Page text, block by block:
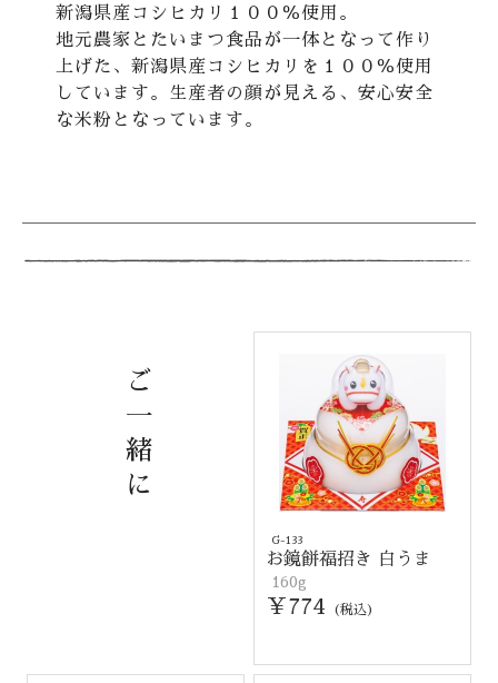
新潟県産コシヒカリ１００％使用。
地元農家とたいまつ食品が一体となって作り
上げた、新潟県産コシヒカリを１００％使用
しています。生産者の顔が見える、安心安全
な米粉となっています。
ご
一
緒
に
G-133
お鏡餅福招き 白うま
160g
￥774 (税込)